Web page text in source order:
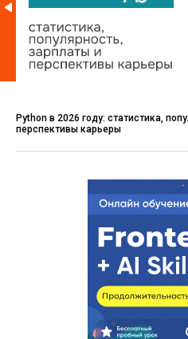
Python в 2026 году: статистика,
перспективы карьеры